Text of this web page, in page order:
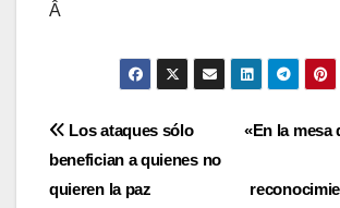
Â
Navegación
de
«En la mesa
Los ataques sólo
benefician a quienes no
quieren la paz